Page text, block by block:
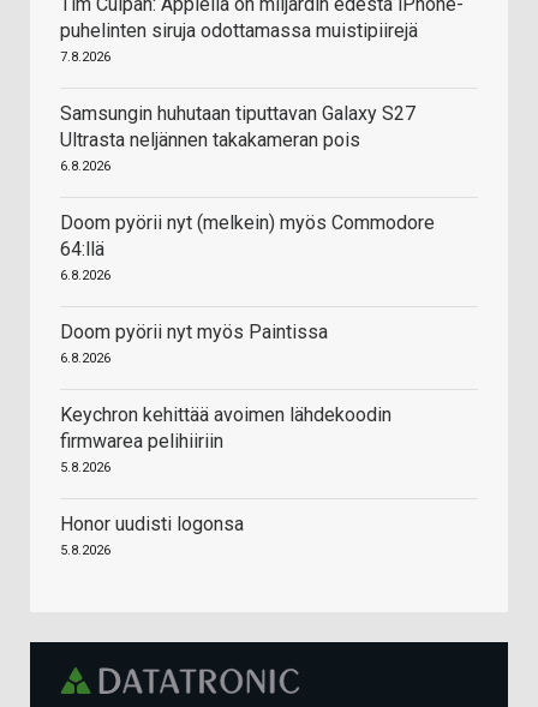
puhelinten siruja odottamassa muistipiirejä
7.8.2026
Samsungin huhutaan tiputtavan Galaxy S27
Ultrasta neljännen takakameran pois
6.8.2026
Doom pyörii nyt (melkein) myös Commodore
64:llä
6.8.2026
Doom pyörii nyt myös Paintissa
6.8.2026
Keychron kehittää avoimen lähdekoodin
firmwarea pelihiiriin
5.8.2026
Honor uudisti logonsa
5.8.2026